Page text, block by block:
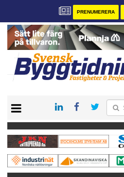
PRENUMERERA
PRENUMERERA
VÅRA ANDRA MAGASIN
ANNONSERA
KONTAKT